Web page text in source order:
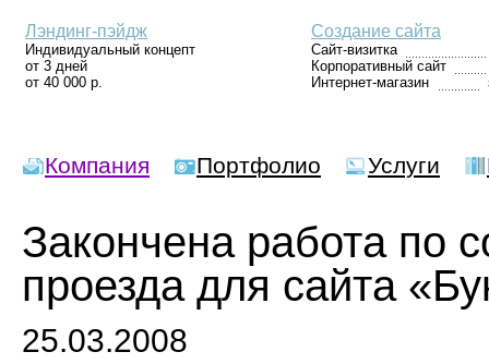
Лэндинг-пэйдж
Индивидуальный концепт
от 3 дней
от 40 000 р.
Создание сайта
Сайт-визитка
Корпоративный сайт
Интернет-магазин
Компания Портфолио Услуги
Закончена работа по
проезда для сайта
25.03.2008